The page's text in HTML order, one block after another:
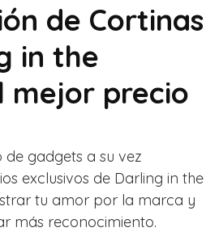
de Cortinas
in the
mejor precio
gadgets a su vez
exclusivos de Darling in the
tu amor por la marca y
más reconocimiento.